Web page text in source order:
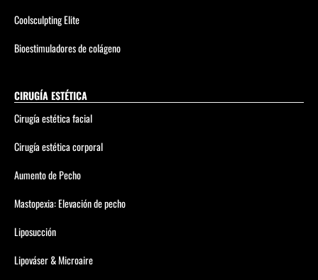
Coolsculpting Elite
Bioestimuladores de colágeno
CIRUGÍA ESTÉTICA
Cirugía estética facial
Cirugía estética corporal
Aumento de Pecho
Mastopexia: Elevación de pecho
Liposucción
Lipováser & Microaire